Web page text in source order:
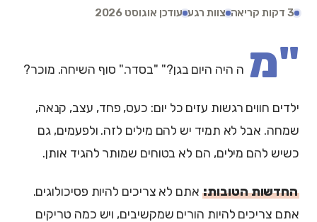
3 דקות קריאה צוות רגע עודכן אוגוסט 2026
"מ ה היה היום בגן?" "בסדר." סוף השיחה. מוכר?
ילדים חווים רגשות עזים כל יום: כעס, פחד, עצב, קנאה,
שמחה. אבל לא תמיד יש להם מילים לזה. ולפעמים, גם
כשיש להם מילים, הם לא בטוחים שמותר להגיד אותן.
החדשות הטובות: אתם לא צריכים להיות פסיכולוגים.
אתם צריכים להיות הורים שמקשיבים, ויש כמה טריקים